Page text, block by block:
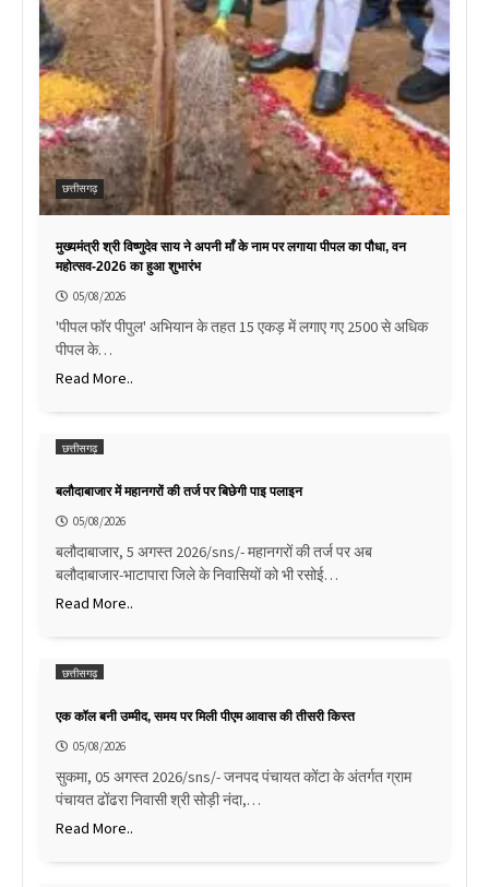
छत्तीसगढ़
मुख्यमंत्री श्री विष्णुदेव साय ने अपनी माँ के नाम पर लगाया पीपल का पौधा, वन
महोत्सव-2026 का हुआ शुभारंभ
05/08/2026
'पीपल फॉर पीपुल' अभियान के तहत 15 एकड़ में लगाए गए 2500 से अधिक
पीपल के…
Read More..
छत्तीसगढ़
बलौदाबाजार में महानगरों की तर्ज पर बिछेगी पाइ पलाइन
05/08/2026
बलौदाबाजार, 5 अगस्त 2026/sns/- महानगरों की तर्ज पर अब
बलौदाबाजार-भाटापारा जिले के निवासियों को भी रसोई…
Read More..
छत्तीसगढ़
एक कॉल बनी उम्मीद, समय पर मिली पीएम आवास की तीसरी किस्त
05/08/2026
सुकमा, 05 अगस्त 2026/sns/- जनपद पंचायत कोंटा के अंतर्गत ग्राम
पंचायत ढोंढरा निवासी श्री सोड़ी नंदा,…
Read More..